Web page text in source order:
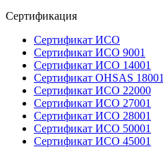
Сертификация
Сертификат ИСО
Сертификат ИСО 9001
Сертификат ИСО 14001
Сертификат OHSAS 18001
Сертификат ИСО 22000
Сертификат ИСО 27001
Сертификат ИСО 28001
Сертификат ИСО 50001
Сертификат ИСО 45001